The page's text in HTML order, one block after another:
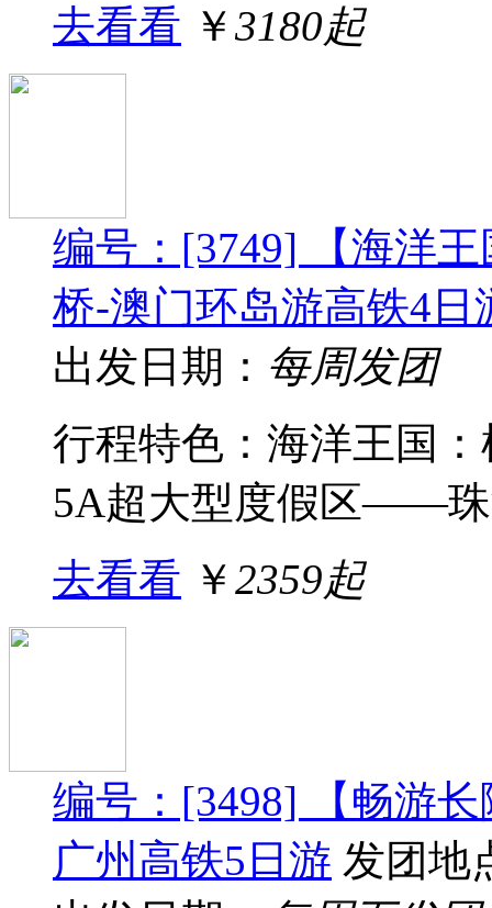
去看看 ￥3180起
编号：[3749] 【海洋
桥-澳门环岛游高铁4日
出发日期： 每周发团
行程特色：海洋王国
5A超大型度假区——珠
去看看 ￥2359起
编号：[3498] 【畅游
广州高铁5日游 发团地